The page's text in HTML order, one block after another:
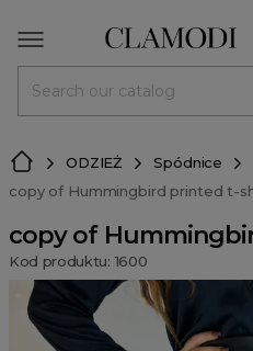
ODZIEŻ
Spódnice
copy of Hummingbird printed t-
copy of
Kod produktu: 1600